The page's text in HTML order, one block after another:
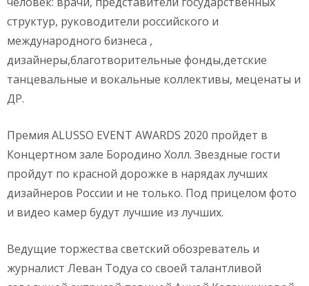
структур, руководители российского и
международного бизнеса ,
дизайнеры,благотворительные фонды,детские
танцевальные и вокальные коллективы, меценаты и
ДР.
Премия ALUSSO EVENT AWARDS 2020 пройдет в
Концертном зале Бородино Холл. Звездные гости
пройдут по красной дорожке в нарядах лучших
дизайнеров России и не только. Под прицелом фото
и видео камер будут лучшие из лучших.
Ведущие торжества светский обозреватель и
журналист Леван Тодуа со своей талантливой